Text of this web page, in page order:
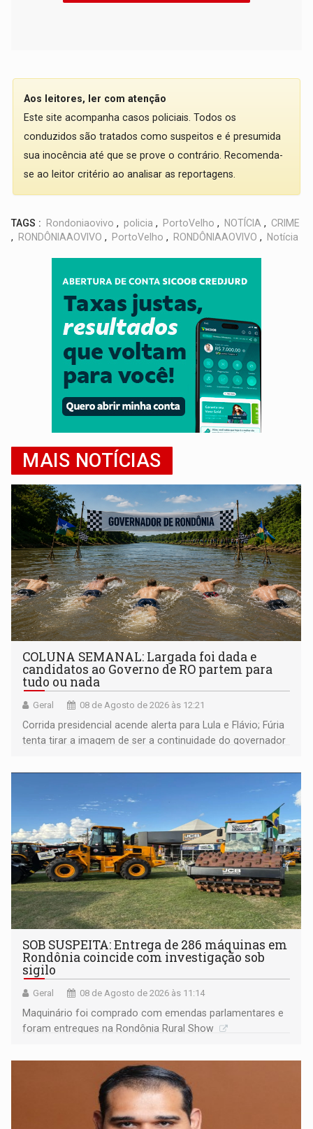
Aos leitores, ler com atenção
Este site acompanha casos policiais. Todos os
conduzidos são tratados como suspeitos e é presumida
sua inocência até que se prove o contrário. Recomenda-
se ao leitor critério ao analisar as reportagens.
TAGS : Rondoniaovivo , policia , PortoVelho , NOTÍCIA , CRIME
,
RONDÔNIAAOVIVO , PortoVelho , RONDÔNIAAOVIVO , Notícia
MAIS NOTÍCIAS
COLUNA SEMANAL: Largada foi dada e
candidatos ao Governo de RO partem para
tudo ou nada
Geral 08 de Agosto de 2026 às 12:21
Corrida presidencial acende alerta para Lula e Flávio; Fúria
tenta tirar a imagem de ser a continuidade do governador
não ter entrado no modo eleição; ABAV faz evento em
SOB SUSPEITA: Entrega de 286 máquinas em
Rondônia coincide com investigação sob
sigilo
Geral 08 de Agosto de 2026 às 11:14
Maquinário foi comprado com emendas parlamentares e
foram entregues na Rondônia Rural Show